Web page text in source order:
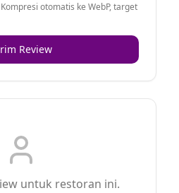
Kompresi otomatis ke WebP, target
Review
untuk restoran ini.